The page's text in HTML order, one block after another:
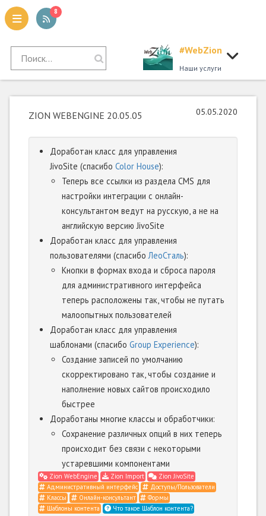
8
#WebZion
Наши услуги
ZION WEBENGINE 20.05.05 05.05.2020
Доработан класс для управления
JivoSite (спасибо Color House):
Теперь все ссылки из раздела CMS для
настройки интеграции с онлайн-
консультантом ведут на русскую, а не на
английскую версию JivoSite
Доработан класс для управления
пользователями (спасибо ЛеоСталь):
Кнопки в формах входа и сброса пароля
для административного интерфейса
теперь расположены так, чтобы не путать
малоопытных пользователей
Доработан класс для управления
шаблонами (спасибо Group Experience):
Создание записей по умолчанию
скорректировано так, чтобы создание и
наполнение новых сайтов происходило
быстрее
Доработаны многие классы и обработчики:
Сохранение различных опций в них теперь
происходит без связи с некоторыми
устаревшими компонентами
Zion WebEngine Zion Import
Zion JivoSite
Административный интерфейс
Доступы/Пользователи
Классы
Онлайн-консультант
Формы
Шаблоны контента
Что такое Шаблон контента?